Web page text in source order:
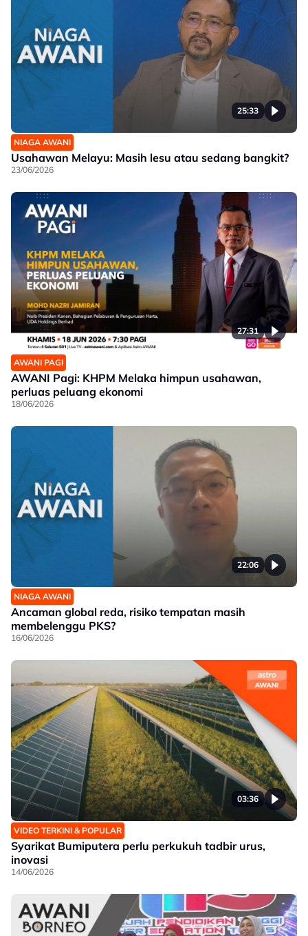
25:33
NIAGA AWANI
Usahawan Melayu: Masih lesu atau sedang bangkit?
23/06/2026
27:31
AWANI PAGI
AWANI Pagi: KHPM Melaka himpun usahawan,
perluas peluang ekonomi
18/06/2026
22:06
NIAGA AWANI
Ancaman global reda, risiko tempatan masih
membelenggu PKS?
16/06/2026
03:36
VIDEO TERKINI & POPULAR
Syarikat Bumiputera perlu perkukuh tadbir urus,
inovasi
14/06/2026